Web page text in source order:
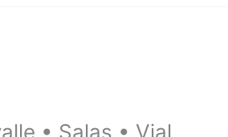
• Salas • Vial